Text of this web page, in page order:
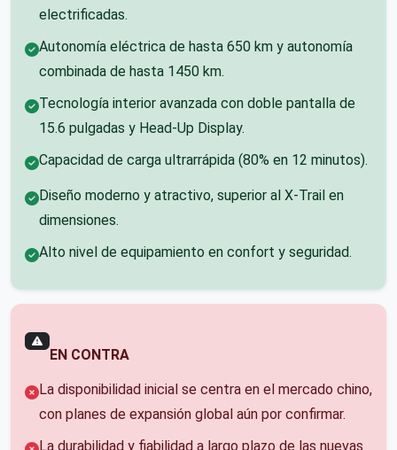
electrificadas.
Autonomía eléctrica de hasta 650 km y autonomía
combinada de hasta 1450 km.
Tecnología interior avanzada con doble pantalla de
15.6 pulgadas y Head-Up Display.
Capacidad de carga ultrarrápida (80% en 12 minutos).
Diseño moderno y atractivo, superior al X-Trail en
dimensiones.
Alto nivel de equipamiento en confort y seguridad.
EN CONTRA
La disponibilidad inicial se centra en el mercado chino,
con planes de expansión global aún por confirmar.
La durabilidad y fiabilidad a largo plazo de las nuevas